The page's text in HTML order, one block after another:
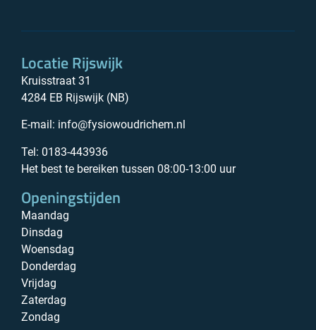
Locatie Rijswijk
Kruisstraat 31
4284 EB Rijswijk (NB)
E-mail: info@fysiowoudrichem.nl
Tel: 0183-443936
Het best te bereiken tussen 08:00-13:00 uur
Openingstijden
Maandag
Dinsdag
Woensdag
Donderdag
Vrijdag
Zaterdag
Zondag